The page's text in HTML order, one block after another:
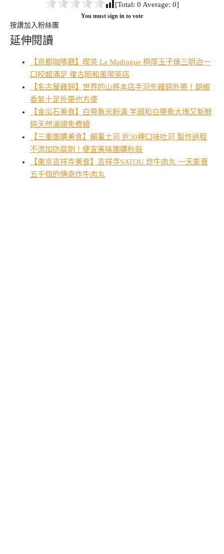
[Total: 0 Average: 0]
You must sign in to vote
按讚加入粉絲團
延伸閱讀
【京都咖啡廳】喫茶 La Madrague 極厚玉子燒三明治一
口咬超滿足 復古昭和風喫茶店
【名古屋雞翅】世界的山將本店手羽先雞翅外帶！胡椒
香氣十足外帶也方便
【金瓜石美食】白帶魚米粉湯 芋頭和白帶魚大塊又新鮮
純天然湯頭免費續
【三重團購美食】賴董土司 近30種口味吐司 製作過程
不添加防腐劑！便宜美味團購秒殺
【東京吉祥寺美食】吉祥寺SATOU 炸牛肉丸 一天能賣
五千個的傳奇炸牛肉丸